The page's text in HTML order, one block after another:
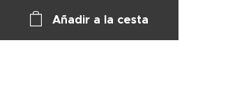
Añadir a la cesta